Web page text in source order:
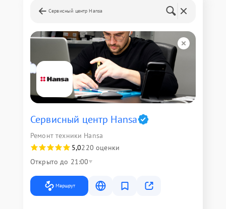
Сервисный центр Hansa
Сервисный центр Hansa
Ремонт техники Hansa
5,0220 оценки
Открыто до 21:00
Маршрут